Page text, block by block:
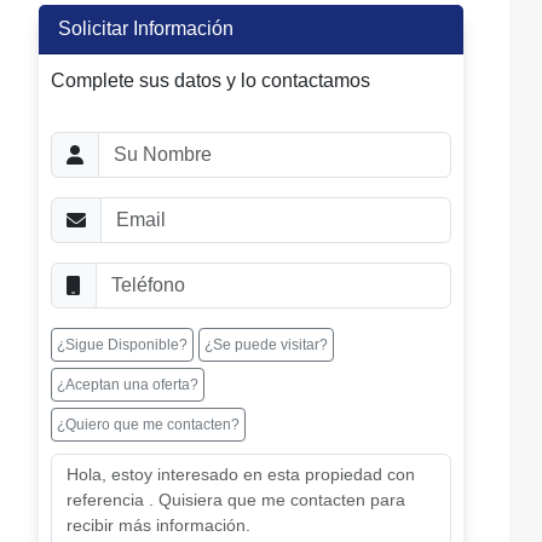
Solicitar Información
Complete sus datos y lo contactamos
¿Sigue Disponible? ¿Se puede visitar?
¿Aceptan una oferta?
¿Quiero que me contacten?